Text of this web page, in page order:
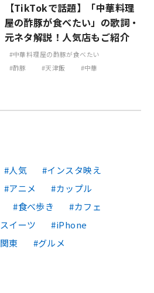
【TikTokで話題】「中華料理
屋の酢豚が食べたい」の歌詞・
元ネタ解説！人気店もご紹介
中華料理屋の酢豚が食べたい
酢豚
天津飯 中華
人気
インスタ映え
アニメ
カップル
食べ歩き
カフェ
スイーツ
iPhone
関東 グルメ